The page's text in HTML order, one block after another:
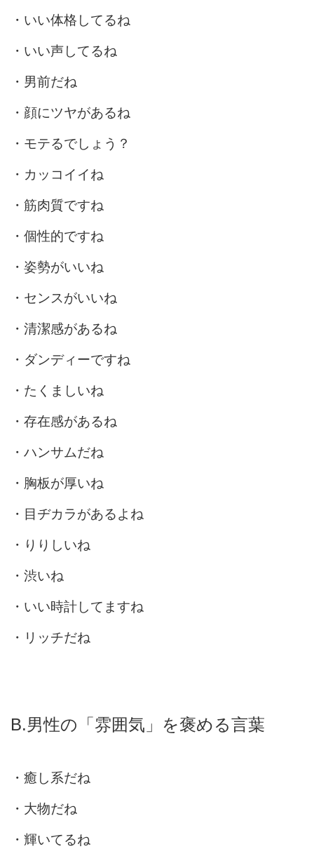
・いい体格してるね
・いい声してるね
・男前だね
・顔にツヤがあるね
・モテるでしょう？
・カッコイイね
・筋肉質ですね
・個性的ですね
・姿勢がいいね
・センスがいいね
・清潔感があるね
・ダンディーですね
・たくましいね
・存在感があるね
・ハンサムだね
・胸板が厚いね
・目ヂカラがあるよね
・りりしいね
・渋いね
・いい時計してますね
・リッチだね
B.男性の「雰囲気」を褒める言葉
・癒し系だね
・大物だね
・輝いてるね